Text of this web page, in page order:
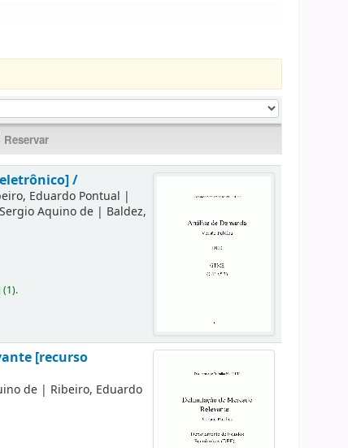
/
Eduardo Pontual |
Aquino de | Baldez,
(1).
[recurso
de | Ribeiro, Eduardo